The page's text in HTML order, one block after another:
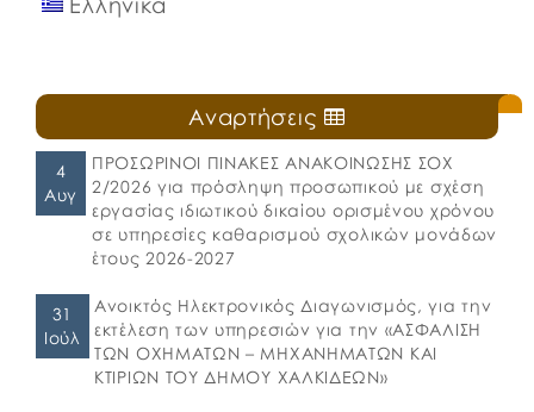
Αναρτήσεις
4
Αυγ
ΠΡΟΣΩΡΙΝΟΙ ΠΙΝΑΚΕΣ ΑΝΑΚΟΙΝΩΣΗΣ ΣΟΧ
2/2026 για πρόσληψη προσωπικού με σχέση
εργασίας ιδιωτικού δικαίου ορισμένου χρόνου
σε υπηρεσίες καθαρισμού σχολικών μονάδων
έτους 2026-2027
31
Ιούλ
Ανοικτός Ηλεκτρονικός Διαγωνισμός, για την
εκτέλεση των υπηρεσιών για την «ΑΣΦΑΛΙΣΗ
ΤΩΝ ΟΧΗΜΑΤΩΝ – ΜΗΧΑΝΗΜΑΤΩΝ ΚΑΙ
ΚΤΙΡΙΩΝ ΤΟΥ ΔΗΜΟΥ ΧΑΛΚΙΔΕΩΝ»